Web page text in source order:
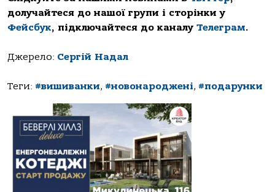
долучайтеся до нашої групи і сторінки у
Фейсбук, підключайтеся до каналу Телеграм.
Джерело: Сергій Надал
Теги: #вишиванки, #новонароджені, #подарунки